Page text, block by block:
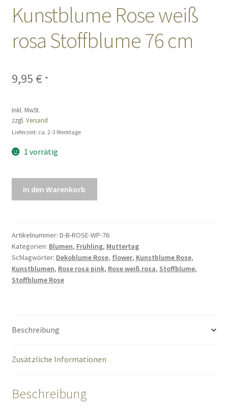
Sales
Kunstblume Rose weiß
rosa Stoffblume 76 cm
9,95 € *
Inkl. MwSt.
zzgl. Versand
Lieferzeit: ca. 2-3 Werktage
1 vorrätig
Stoffblume
76
cm
Menge
In den Warenkorb
Artikelnummer: D-B-ROSE-WP-76
Kategorien: Blumen, Frühling, Muttertag
Schlagwörter: Dekoblume Rose, flower, Kunstblume Rose,
Kunstblumen, Rose rosa pink, Rose weiß rosa, Stoffblume,
Stoffblume Rose
Beschreibung
Zusätzliche Informationen
Beschreibung